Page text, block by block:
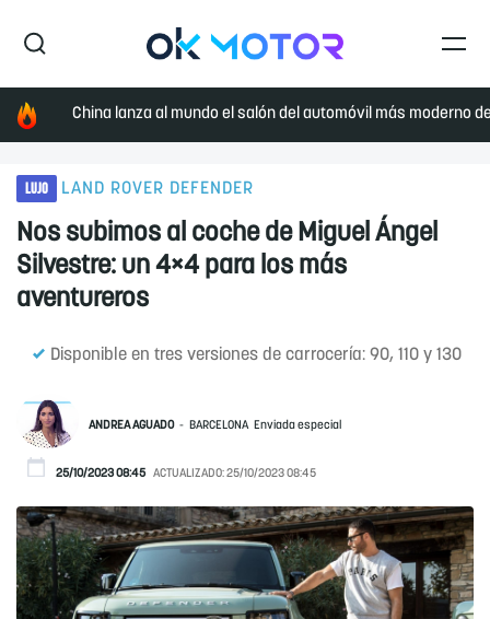
China lanza al mundo el salón del automóvil más moderno
LUJO LAND ROVER DEFENDER
Nos subimos al coche de Miguel Ángel
Silvestre: un 4×4 para los más
aventureros
Disponible en tres versiones de carrocería: 90, 110 y 130
ANDREA AGUADO BARCELONA Enviada especial
25/10/2023 08:45 ACTUALIZADO:25/10/2023 08:45